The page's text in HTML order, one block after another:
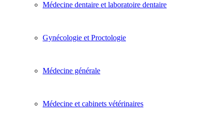
Médecine dentaire et laboratoire dentaire
Gynécologie et Proctologie
Médecine générale
Médecine et cabinets vétérinaires